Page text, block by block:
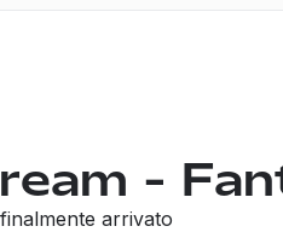
-
arrivato